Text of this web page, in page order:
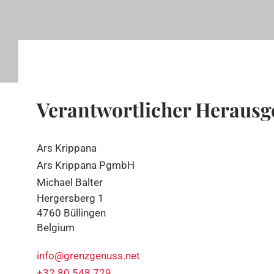
Verantwortlicher
Ars Krippana
Ars Krippana PgmbH
Michael Balter
Hergersberg 1
4760 Büllingen
Belgium
info@grenzgenuss.net